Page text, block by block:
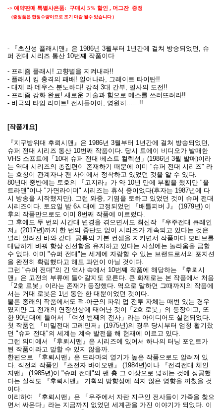
-> 예약판매 특별사은품: 구매시 5% 할인 , 머그잔 증정
(증정품은 한정수량이므로 조기 마감 될수 있습니다.)
- 『초신성 플래시맨』은 1986년 3월부터 1년간에 걸쳐 방송되었던, 슈
퍼 전대 시리즈 통산 10번째 작품이다
- 프리즘 플래시! 고향별을 지켜내라!!
- 플래시 킹 충격의 패배! 일어나라, 그레이트 타이탄!!
- 대제 라 데우스 분노하다! 강적 3대 간부, 필사의 도전!!
- 프리즘 강화 완료! 새로운 기술과 힘으로 메스를 쓰러뜨려라!!
- 비극의 타임 리미트! 전사들이여, 영원히……!!
[작품개요]
『지구방위대 후뢰시맨』은 1986년 3월부터 1년간에 걸쳐 방송되었던,
슈퍼 전대 시리즈 통산 10번째 작품이다. 당시 토에이 비디오가 발매한
VHS 소프트에「10대 슈퍼 전대 베스트 컬렉션」(1986년 3월 발매)이라
는 역대 시리즈의 총집편이 존재하기 때문에 이미 "슈퍼 전대 시리즈" 라
는 호칭이 관계자나 팬 사이에서 정착하고 있었던 것을 알 수 있다.
80년대 중반에는 토호의 『고지라』가 약 10년 만에 부활을 했지만 "울
트라맨"이나 "가면라이더" 시리즈는 휴식 중이었다(후자는 1987년에 다
시 방송을 시작했지만). 그런 와중, 기염을 토하고 있었던 것이 슈퍼 전대
시리즈이다. 토요일 밤 6시대에 고정되었던 『배틀피버 J』 (1979년) 이
후의 작품만으로도 이미 8번째 작품에 이르렀다.
그 후에도 두 번의 시간대 변경을 겪으면서도 최신작 『우주전대 큐레인
저』(2017년)까지 한 번의 중단도 없이 시리즈가 계속되고 있다는 것은
널리 알려진 바와 같다. 공통의 기본 컨셉을 지키면서 작품마다 모티브를
대담하게 바꿔 항상 신선함을 유지하고 있다는 사실에는 놀라움을 금할
수 없다. 이미 "슈퍼 전대"는 세계에 자랑할 수 있는 브랜드로서의 포지션
을 완전히 확립했다고 해도 과언이 아닐 것이다.
그런 "슈퍼 전대"의 긴 역사 속에서 10번째 작품에 해당하는 『후뢰시
맨』은 고전의 부류에 들어갈지도 모른다. 큰 화제로는 본 작품에서 처음
「2호 로봇」이라는 존재가 등장했다. 역으로 말하면 그때까지의 작품에
서는 거대 로봇은 1년 동안 한 대뿐이었던 것이다.
물론 종래의 작품에서도 적·아군의 파워 업 전투 자체는 매번 있는 경우
였지만 그 전개의 연장선상에 태어난 것이「2호 로봇」의 등장이고, 또
한 90년대에 들어서 「여섯 번째의 전사」라는 아이디어도 실현되었다.
첫 작품인 『비밀전대 고레인저』(1975년)의 경우 당시부터 엄청 활기찼
던 "슈퍼 전대"의 세계는 계속 발전을 해 현재에 이르고 있다.
그런 의미에서 『후뢰시맨』은 시리즈에 있어서 하나의 터닝 포인트가
된 작품이라고 말할 수 있지 않을까.
한편으로 『후뢰시맨』은 드라마의 열기가 높은 작품으로도 알려져 있
다. 직전의 작품인 『초전자 바이오맨』 (1984년)이나 『전격전대 체인
지맨』 (1985년)이 "슈퍼 전대"의 팬 층 그 이상으로 넓히는 것에 성공했
다는 실적도 『후뢰시맨』 기획의 방향성에 적지 않은 영향을 끼쳤을 것
이다.
이리하여 『후뢰시맨』은 「우주에서 자란 지구인 전사들이 가족을 찾으
면서 싸운다」라는 지금까지 없었던 세계관을 가진 이야기가 되었다. 이